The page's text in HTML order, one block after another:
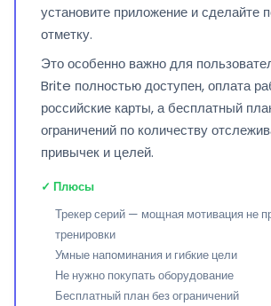
установите приложение и сделайте
отметку.
Это особенно важно для
Brite полностью доступен, оплата
российские карты, а бесплатный
ограничений по количеству
привычек и целей.
✓ Плюсы
Трекер серий — мощная мотивация не
тренировки
Умные напоминания и гибкие цели
Не нужно покупать оборудование
Бесплатный план без ограничений